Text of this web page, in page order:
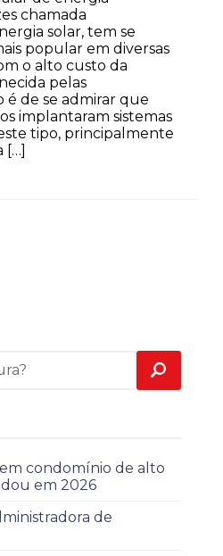
chamada
solar, tem se
popular em diversas
o alto custo da
pelas
é de se admirar que
implantaram sistemas
tipo, principalmente
[…]
condomínio de alto
em 2026
de